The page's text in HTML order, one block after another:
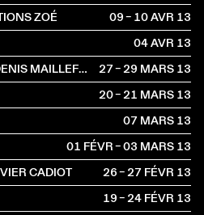
ZOÉ
09 – 10 AVR2013
04 AVR2013
THÉÂTRE EN FLAMMES / DENIS MAILLEFER
27 – 29 MARS2013
20 – 21 MARS2013
07 MARS2013
01 FÉVR – 03 MARS2013
CADIOT
26 – 27 FÉVR2013
19 – 24 FÉVR2013